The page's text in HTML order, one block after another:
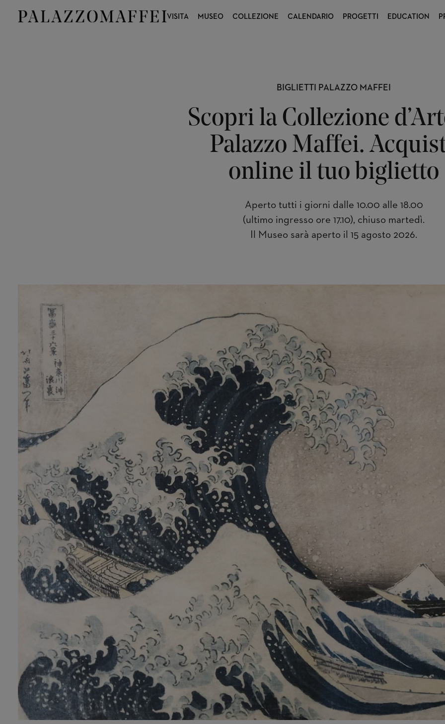
VISITA MUSEO COLLEZIONE CALENDARIO PROGETTI EDUCATION
BIGLIETTI PALAZZO MAFFEI
Scopri la Collezione
Palazzo Maffei.
online il tuo biglietto
Aperto tutti i giorni dalle 10.00 alle 18.00
(ultimo ingresso ore 17.10), chiuso martedì.
Il Museo sarà aperto il 15 agosto 2026.